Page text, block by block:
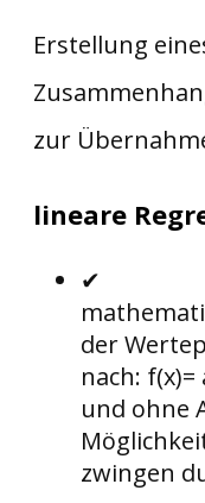
Erstellung
zur
lineare
✔
der
nach:
und ohne
zwingen